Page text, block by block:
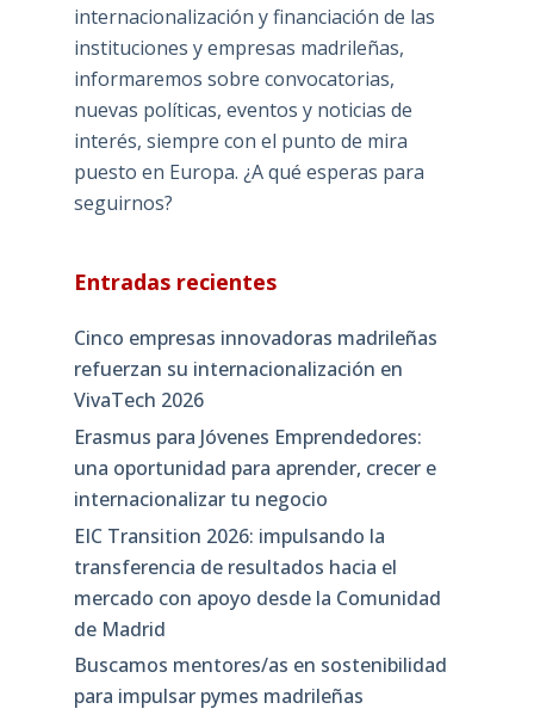
internacionalización y financiación de las
instituciones y empresas madrileñas,
informaremos sobre convocatorias,
nuevas políticas, eventos y noticias de
interés, siempre con el punto de mira
puesto en Europa. ¿A qué esperas para
seguirnos?
Entradas recientes
Cinco empresas innovadoras madrileñas
refuerzan su internacionalización en
VivaTech 2026
Erasmus para Jóvenes Emprendedores:
una oportunidad para aprender, crecer e
internacionalizar tu negocio
EIC Transition 2026: impulsando la
transferencia de resultados hacia el
mercado con apoyo desde la Comunidad
de Madrid
Buscamos mentores/as en sostenibilidad
para impulsar pymes madrileñas